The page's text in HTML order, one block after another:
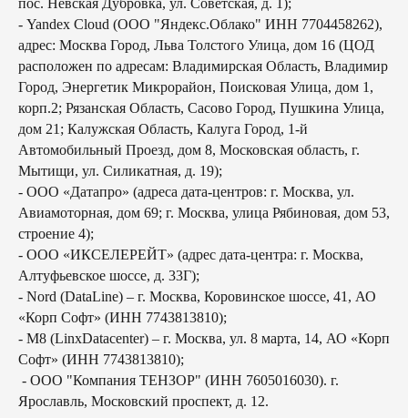
пос. Невская Дубровка, ул. Советская, д. 1);
- Yandex Cloud (ООО "Яндекс.Облако" ИНН 7704458262),
адрес: Москва Город, Льва Толстого Улица, дом 16 (ЦОД
расположен по адресам: Владимирская Область, Владимир
Город, Энергетик Микрорайон, Поисковая Улица, дом 1,
корп.2; Рязанская Область, Сасово Город, Пушкина Улица,
дом 21; Калужская Область, Калуга Город, 1-й
Автомобильный Проезд, дом 8, Московская область, г.
Мытищи, ул. Силикатная, д. 19);
- ООО «Датапро» (адреса дата-центров: г. Москва, ул.
Авиамоторная, дом 69; г. Москва, улица Рябиновая, дом 53,
строение 4);
- ООО «ИКСЕЛЕРЕЙТ» (адрес дата-центра: г. Москва,
Алтуфьевское шоссе, д. 33Г);
- Nord (DataLine) – г. Москва, Коровинское шоссе, 41, АО
«Корп Софт» (ИНН 7743813810);
- М8 (LinxDatacenter) – г. Москва, ул. 8 марта, 14, АО «Корп
Софт» (ИНН 7743813810);
- ООО "Компания ТЕНЗОР" (ИНН 7605016030). г.
Ярославль, Московский проспект, д. 12.